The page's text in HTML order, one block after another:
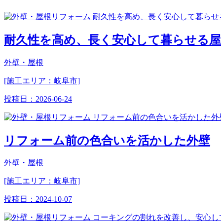
耐久性を高め、長く安心して暮らせる
外壁・屋根
[施工エリア：岐阜市]
投稿日： 2026-06-24
リフォーム前の色合いを活かした外壁
外壁・屋根
[施工エリア：岐阜市]
投稿日： 2024-10-07